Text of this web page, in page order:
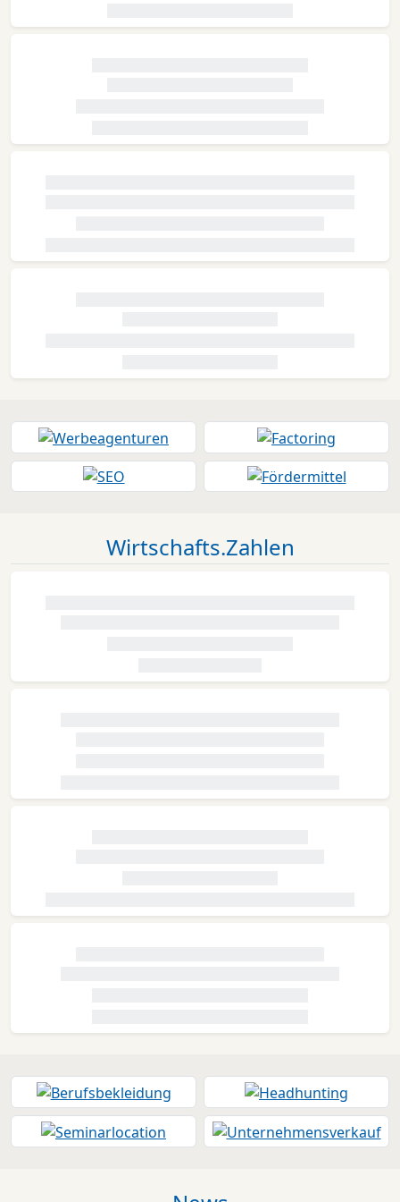
Wirtschafts.Zahlen